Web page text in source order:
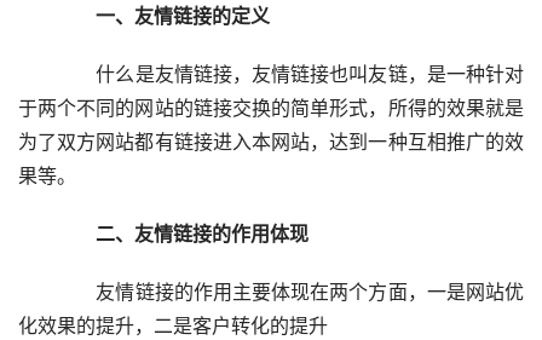
一、友情链接的定义
于两个不同的网站的链接交换的简单形式，所得的效果就是
为了双方网站都有链接进入本网站，达到一种互相推广的效
果等。
二、友情链接的作用体现
化效果的提升，二是客户转化的提升